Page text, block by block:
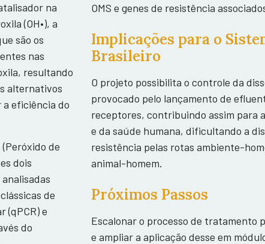
na
(OH•), a
são os
nas
resultando
alternativos
a eficiência do
de
dois
de
(qPCR) e
do
OMS e genes de resistência
Implicações para o
Brasileiro
O projeto possibilita o controle da
provocado pelo lançamento de
receptores, contribuindo assim para
e da saúde humana, dificultando a
resistência pelas rotas ambiente-
animal-homem.
Próximos Passos
Escalonar o processo de tratamento
e ampliar a aplicação desse em